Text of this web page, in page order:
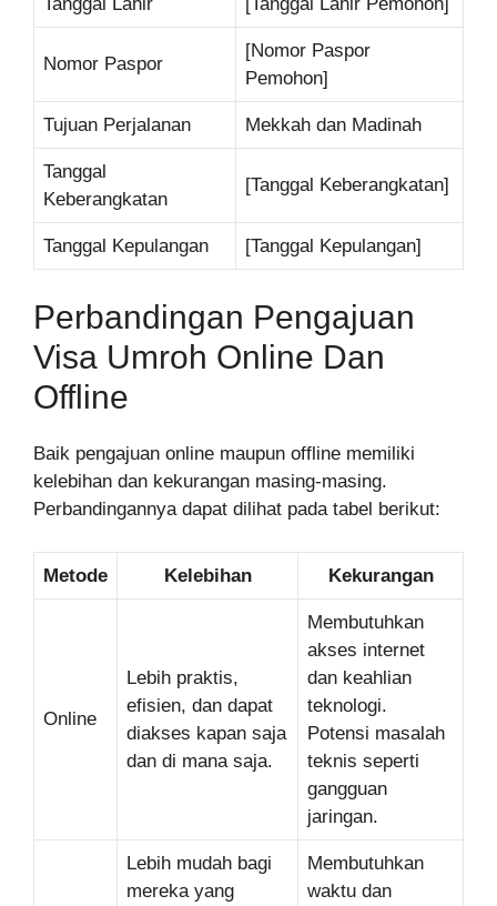
Nomor Paspor
[Nomor Paspor
Pemohon]
Tujuan Perjalanan Mekkah dan Madinah
Tanggal
Keberangkatan
[Tanggal Keberangkatan]
Tanggal Kepulangan [Tanggal Kepulangan]
Perbandingan Pengajuan
Visa Umroh Online Dan
Offline
Baik pengajuan online maupun offline memiliki
kelebihan dan kekurangan masing-masing.
Perbandingannya dapat dilihat pada tabel berikut:
Metode Kelebihan Kekurangan
Online
Lebih praktis,
efisien, dan dapat
diakses kapan saja
dan di mana saja.
Membutuhkan
akses internet
dan keahlian
teknologi.
Potensi masalah
teknis seperti
gangguan
jaringan.
Lebih mudah bagi
mereka yang
Membutuhkan
waktu dan